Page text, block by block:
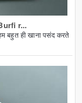
Burfi r...
बहुत ही खाना पसंद करते